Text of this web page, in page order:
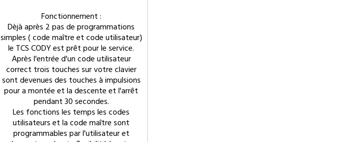
Fonctionnement :
Dèjà après 2 pas de programmations
simples ( code maître et code utilisateur)
le TCS CODY est prêt pour le service.
Après l'entrée d'un code utilisateur
correct trois touches sur votre clavier
sont devenues des touches à impulsions
pour a montée et la descente et l'arrêt
pendant 30 secondes.
Les fonctions les temps les codes
utilisateurs et la code maître sont
programmables par l'utilisateur et